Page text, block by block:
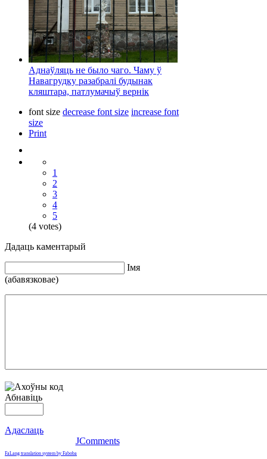
Аднаўляць не было чаго. Чаму ў
Навагрудку разабралі будынак
кляштара, патлумачыў вернік
font size decrease font size increase font
size
Print
1
2
3
4
5
(4 votes)
Дадаць каментарый
Iмя
(абавязковае)
Абнавіць
Адаслаць
JComments
FaLang translation system by Faboba